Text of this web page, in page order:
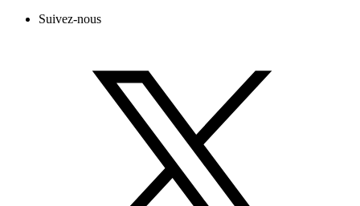
Suivez-nous